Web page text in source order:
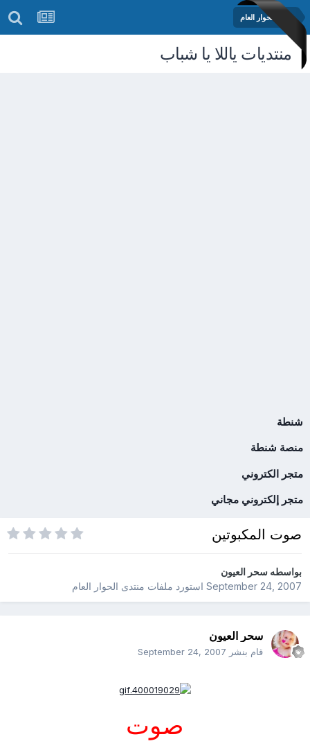
منتدى الحوار العام
منتديات ياللا يا شباب
شنطة
منصة شنطة
متجر الكتروني
متجر إلكتروني مجاني
صوت المكبوتين
بواسطهسحر العيون
September 24, 2007استورد ملفات منتدى الحوار العام
سحر العيون
قام بنشر September 24, 2007
صوت